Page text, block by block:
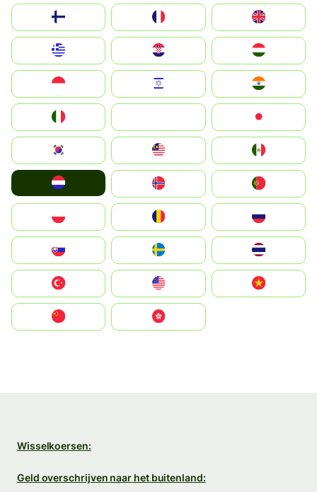
United Kingdom
Magyarország
South Korea
United States
中國香港特別行政區
Wisselkoersen:
Geld overschrijven naar het buitenland: